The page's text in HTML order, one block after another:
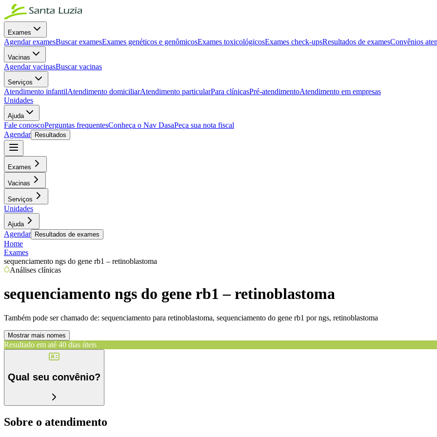
Exames
Agendar examesBuscar examesExames genéticos e genômicosExames toxicológicosExames check-upsResultados de examesConvênios
Vacinas
Agendar vacinasBuscar vacinas
Serviços
Atendimento infantilAtendimento domiciliarAtendimento particularPara clínicasPré-atendimentoAtendimento em empresas
Unidades
Ajuda
Fale conoscoPerguntas frequentesConheça o Nav DasaPeça sua nota fiscal
Agendar
Resultados
Exames
Vacinas
Serviços
Unidades
Ajuda
Agendar Resultados de exames
Home
Exames
sequenciamento ngs do gene rb1 – retinoblastoma
Análises clínicas
sequenciamento ngs do gene rb1 – retinoblastoma
Também pode ser chamado de: sequenciamento para retinoblastoma, sequenciamento do gene rb1 por ngs, retinoblastoma
Mostrar mais nomes
Resultado em até 40 dias úteis
Qual seu convênio?
Sobre o atendimento